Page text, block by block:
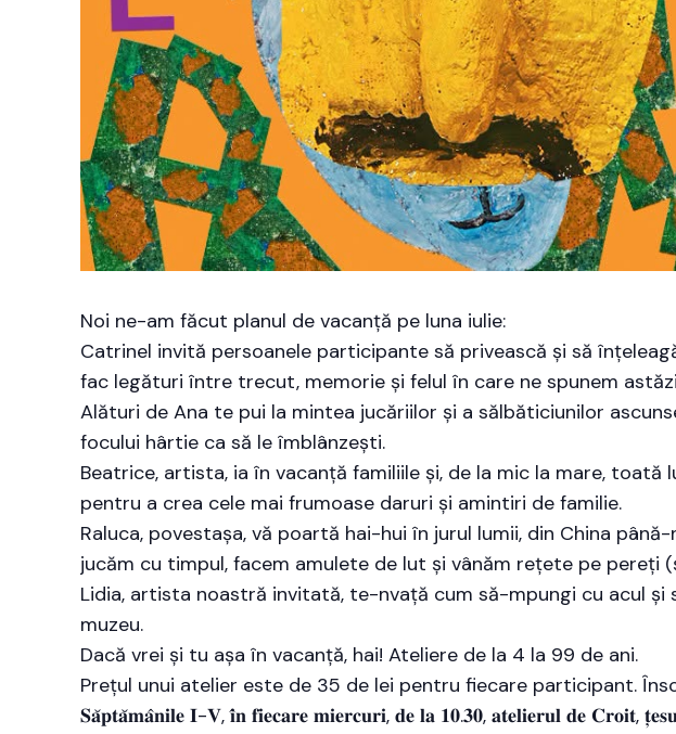
Noi ne-am făcut planul de vacanță pe luna iulie:
Catrinel invită persoanele participante să privească și să
fac legături între trecut, memorie și felul în care ne spunem
Alături de Ana te pui la mintea jucăriilor și a sălbăticiunilor
focului hârtie ca să le îmblânzești.
Beatrice, artista, ia în vacanță familiile și, de la mic la mare,
pentru a crea cele mai frumoase daruri și amintiri de familie.
Raluca, povestașa, vă poartă hai-hui în jurul lumii, din China
jucăm cu timpul, facem amulete de lut și vânăm rețete pe pereți
Lidia, artista noastră invitată, te-nvață cum să-mpungi cu acul
muzeu.
Dacă vrei și tu așa în vacanță, hai! Ateliere de la 4 la 99 de ani.
Prețul unui atelier este de 35 de lei pentru fiecare participant.
𝐒𝐚̆𝐩𝐭𝐚̆𝐦𝐚̂𝐧𝐢𝐥𝐞 𝐈-𝐕, 𝐢̂𝐧 𝐟𝐢𝐞𝐜𝐚𝐫𝐞 𝐦𝐢𝐞𝐫𝐜𝐮𝐫𝐢, 𝐝𝐞 𝐥𝐚 𝟏𝟎.𝟑𝟎, 𝐚𝐭𝐞𝐥𝐢𝐞𝐫𝐮𝐥 𝐝𝐞 𝐂𝐫𝐨𝐢𝐭,